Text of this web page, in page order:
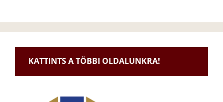
KATTINTS A TÖBBI OLDALUNKRA!